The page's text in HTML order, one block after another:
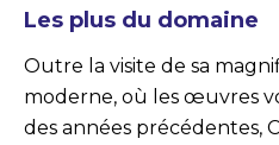
Les plus du domaine
Outre la visite de sa
moderne, où les œuvres
des années précédentes,